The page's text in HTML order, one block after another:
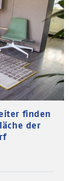
finden
der